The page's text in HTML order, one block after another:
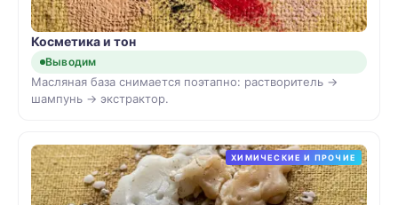
Косметика и тон
Выводим
Масляная база снимается поэтапно: растворитель →
шампунь → экстрактор.
ХИМИЧЕСКИЕ И ПРОЧИЕ